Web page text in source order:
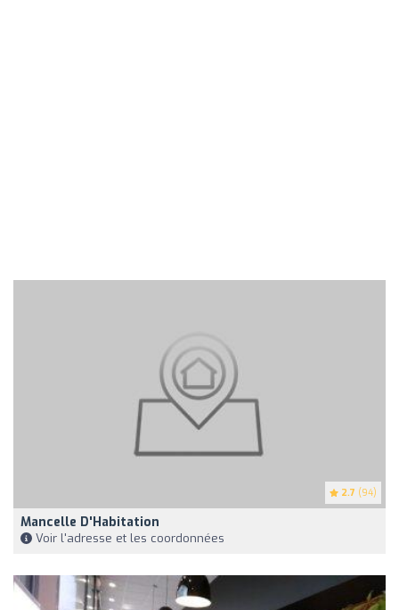
2.7 (94)
Mancelle D'Habitation
Voir l'adresse et les coordonnées